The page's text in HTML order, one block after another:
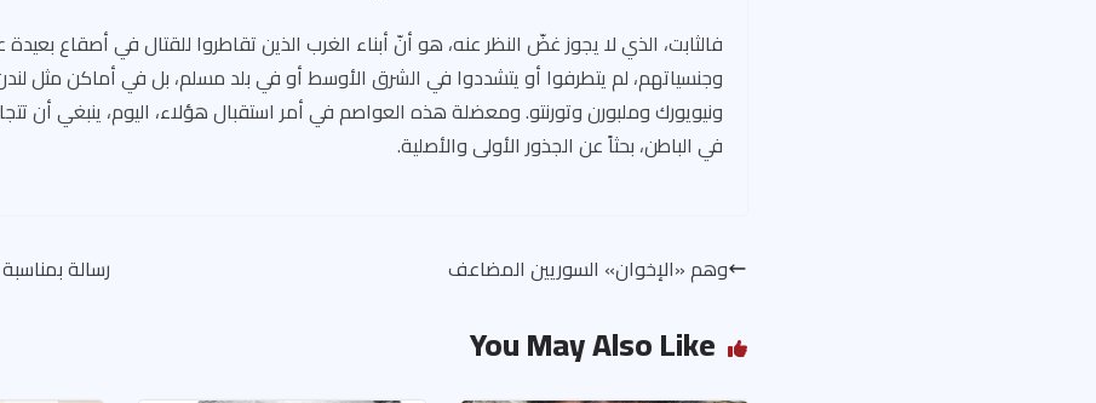
فالثابت، الذي لا يجوز غضّ النظر عنه، هو أنّ أبناء الغرب الذين تقاطروا للقتال في أصقاع
وجنسياتهم، لم يتطرفوا أو يتشددوا في الشرق الأوسط أو في بلد مسلم، بل في أماكن مثل
ونيويورك وملبورن وتورنتو. ومعضلة هذه العواصم في أمر استقبال هؤلاء، اليوم، ينبغي أن
في الباطن، بحثاً عن الجذور الأولى والأصلية.
وهم «الإخوان» السوريين المضاعف رسالة
You May Also Like